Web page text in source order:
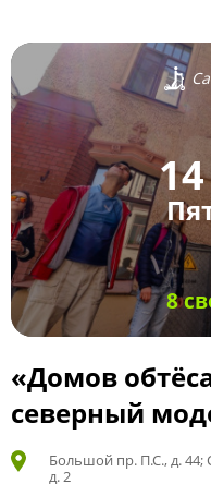
8
«Домов
северный
Большой пр. П.С., д. 44;
д. 2